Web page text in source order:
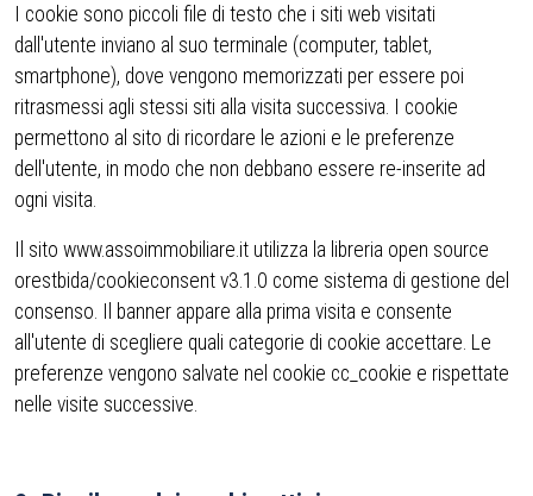
I cookie sono piccoli file di testo che i siti web visitati
dall'utente inviano al suo terminale (computer, tablet,
smartphone), dove vengono memorizzati per essere poi
ritrasmessi agli stessi siti alla visita successiva. I cookie
permettono al sito di ricordare le azioni e le preferenze
dell'utente, in modo che non debbano essere re-inserite ad
ogni visita.
Il sito www.assoimmobiliare.it utilizza la libreria open source
orestbida/cookieconsent v3.1.0 come sistema di gestione del
consenso. Il banner appare alla prima visita e consente
all'utente di scegliere quali categorie di cookie accettare. Le
preferenze vengono salvate nel cookie cc_cookie e rispettate
nelle visite successive.